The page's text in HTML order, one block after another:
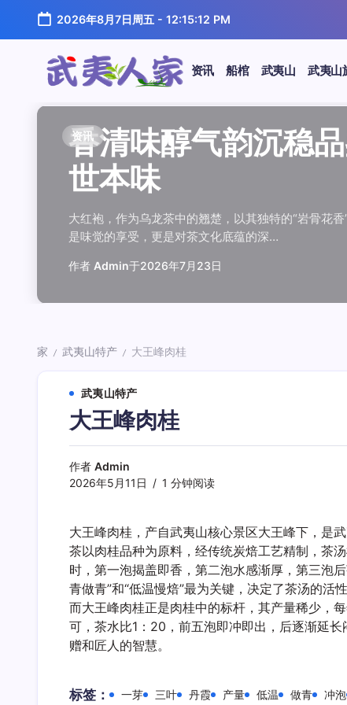
正
2026年8月7日周五- 12:15:12 PM
武
夷
资讯 船棺 武夷山 武夷山
资讯
闲煮岩茶慢时光细
红袍雅韵
在喧嚣的都市生活中，寻一处静谧，煮一壶岩茶
夷山，因生长在岩石缝隙中而得名，其独…
作者 Admin于2026年7月24日
资讯
香清味醇气韵沉稳
世本味
大红袍，作为乌龙茶中的翘楚，以其独特的“岩
是味觉的享受，更是对茶文化底蕴的深…
作者 Admin于2026年7月23日
资讯
汤水顺滑底蕴绵长
温润质感
武夷水仙，作为乌龙茶中的经典品种，以其汤水
鉴这款茶，仿佛在品味一段悠长的岁月，…
作者 Admin于2026年7月22日
资讯
唇齿留香久久不散
独特魅力
武夷岩茶，素有“岩骨花香”之誉，而肉桂更是其
其茶汤入口后，唇齿留香久久不散，令…
作者 Admin于2026年7月21日
资讯
岩韵浓淡各不同三
比品鉴
岩茶，作为乌龙茶中的瑰宝，以其独特的“岩韵”
山丹霞地貌中吸收岩石矿物精华后形成…
作者 Admin于2026年7月20日
资讯
观汤色赏叶底全面
大红袍
品鉴武夷岩茶，观汤色与赏叶底是关键环节。肉
汤色与叶底各具特色，折射出工艺与山场…
作者 Admin于2026年7月19日
资讯
闲煮岩茶慢时光细
红袍雅韵
在喧嚣的都市生活中，寻一处静谧，煮一壶岩茶
夷山，因生长在岩石缝隙中而得名，其独…
作者 Admin于2026年7月24日
资讯
香清味醇气韵沉稳
世本味
大红袍，作为乌龙茶中的翘楚，以其独特的“岩骨花
是味觉的享受，更是对茶文化底蕴的深…
作者 Admin于2026年7月23日
资讯汤水顺滑底蕴绵长品
温润质感
武夷水仙，作为乌龙茶中的经典品种，以其汤水顺滑、底
鉴这款茶，仿佛在品味一段悠长的岁月，…
Admin于2026年7月22日
资讯唇齿留香久久不散品
独特魅力
武夷岩茶，素有“岩骨花香”之誉，而肉桂更是其中翘楚。
其茶汤入口后，唇齿留香久久不散，令…
Admin于2026年7月21日
资讯岩韵浓淡各不同三款
比品鉴
岩茶，作为乌龙茶中的瑰宝，以其独特的“岩韵”闻名于世
山丹霞地貌中吸收岩石矿物精华后形成…
Admin于2026年7月20日
资讯观汤色赏叶底全面品
大红袍
品鉴武夷岩茶，观汤色与赏叶底是关键环节。肉桂、水仙
汤色与叶底各具特色，折射出工艺与山场…
Admin于2026年7月19日
资讯闲煮岩茶慢时光细品
红袍雅韵
在喧嚣的都市生活中，寻一处静谧，煮一壶岩茶，让时光
夷山，因生长在岩石缝隙中而得名，其独…
Admin于2026年7月24日
资讯香清味醇气韵沉稳品
世本味
大红袍，作为乌龙茶中的翘楚，以其独特的“岩骨花香”闻
是味觉的享受，更是对茶文化底蕴的深…
Admin于2026年7月23日
资讯汤水顺滑底蕴绵长品
温润质感
武夷水仙，作为乌龙茶中的经典品种，以其汤水顺滑、底
鉴这款茶，仿佛在品味一段悠长的岁月，…
Admin于2026年7月22日
资讯唇齿留香久久不散品
独特魅力
武夷岩茶，素有“岩骨花香”之誉，而肉桂更是其中翘楚。
其茶汤入口后，唇齿留香久久不散，令…
Admin于2026年7月21日
资讯岩韵浓淡各不同三款
比品鉴
岩茶，作为乌龙茶中的瑰宝，以其独特的“岩韵”闻名于世
山丹霞地貌中吸收岩石矿物精华后形成…
Admin于2026年7月20日
资讯观汤色赏叶底全面品
大红袍
品鉴武夷岩茶，观汤色与赏叶底是关键环节。肉桂、水仙
汤色与叶底各具特色，折射出工艺与山场…
Admin于2026年7月19日
家 / 武夷山特产 / 大王峰肉桂
武夷山特产
大王峰肉桂
作者 Admin
2026年5月11日
1 分钟阅读
大王峰肉桂，产自武夷山核心景区大王峰下，是
茶以肉桂品种为原料，经传统炭焙工艺精制，茶
时，第一泡揭盖即香，第二泡水感渐厚，第三泡
青做青”和“低温慢焙”最为关键，决定了茶汤的活
而大王峰肉桂正是肉桂中的标杆，其产量稀少，
可，茶水比1：20，前五泡即冲即出，后逐渐延
赠和匠人的智慧。
标签： 一芽 三叶 丹霞 产量 低温 做青 冲泡